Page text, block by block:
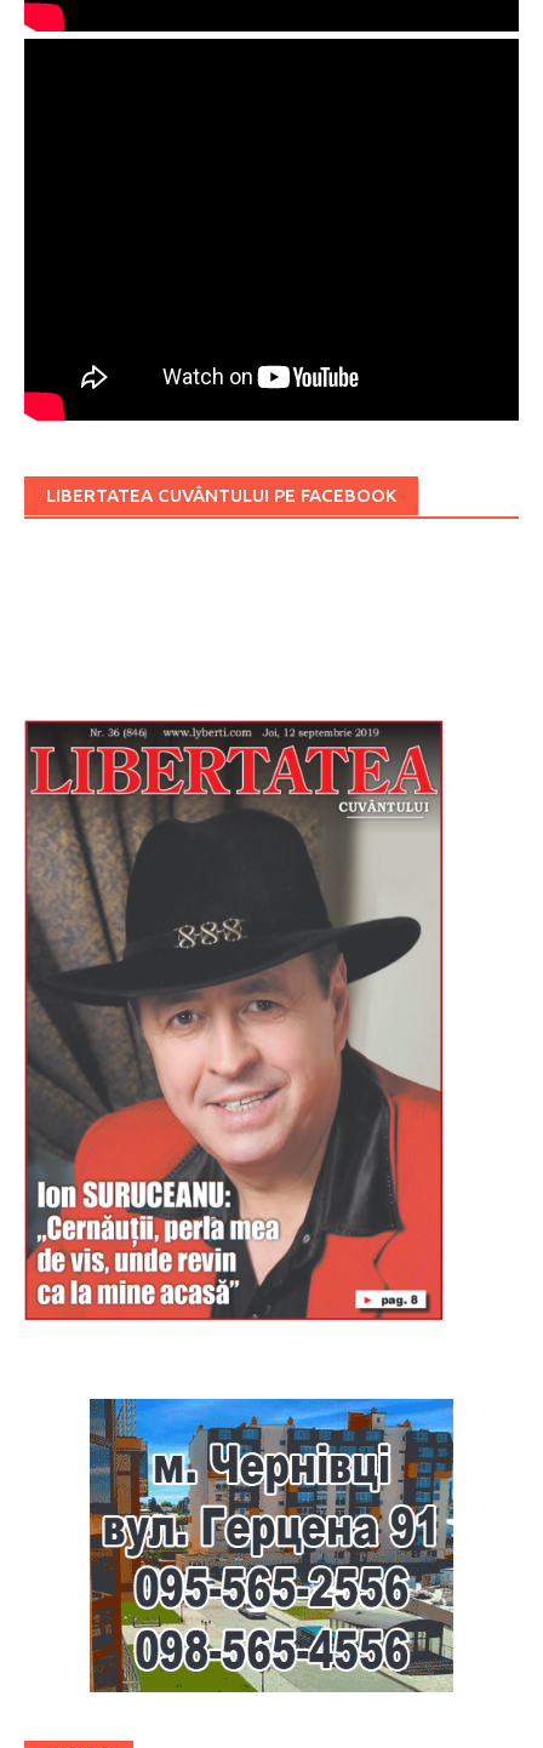
LIBERTATEA CUVÂNTULUI PE FACEBOOK